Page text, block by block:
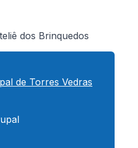
dos Brinquedos
de Torres Vedras